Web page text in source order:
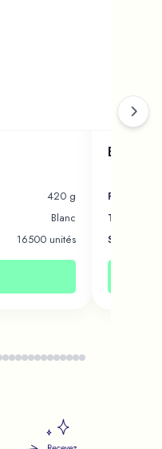
420 g
Blanc
16500 unités
BG
Poids
Teinte
Sur la